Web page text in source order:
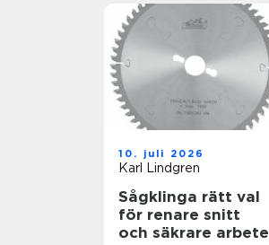
10. juli 2026
Karl Lindgren
Sågklinga rätt val
för renare snitt
och säkrare arbete